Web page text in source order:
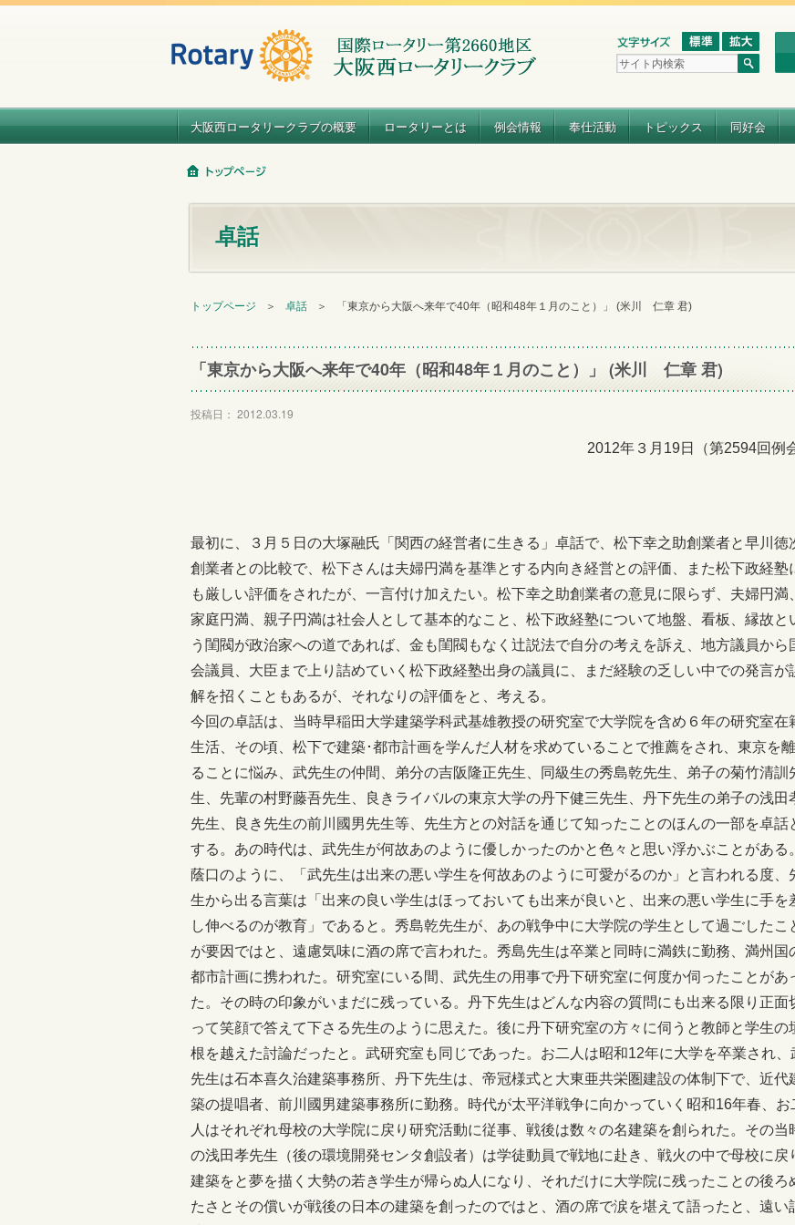
大阪西ロータリークラブの概要 ロータリーとは 例会情報 奉仕活動 トピックス 同好会
卓話
トップページ ＞ 卓話 ＞ 「東京から大阪へ来年で40年（昭和48年１月のこと）」 (米川 仁章 君)
「東京から大阪へ来年で40年（昭和48年１月のこと）」 (米川 仁章 君)
投稿日： 2012.03.19
2012年３月19日（第2594回例
最初に、３月５日の大塚融氏「関西の経営者に生きる」卓話で、松下幸之助創業者と早川徳
創業者との比較で、松下さんは夫婦円満を基準とする内向き経営との評価、また松下政経塾
も厳しい評価をされたが、一言付け加えたい。松下幸之助創業者の意見に限らず、夫婦円満、
家庭円満、親子円満は社会人として基本的なこと、松下政経塾について地盤、看板、縁故と
う閨閥が政治家への道であれば、金も閨閥もなく辻説法で自分の考えを訴え、地方議員から
会議員、大臣まで上り詰めていく松下政経塾出身の議員に、まだ経験の乏しい中での発言が
解を招くこともあるが、それなりの評価をと、考える。
今回の卓話は、当時早稲田大学建築学科武基雄教授の研究室で大学院を含め６年の研究室在
生活、その頃、松下で建築･都市計画を学んだ人材を求めていることで推薦をされ、東京を
ることに悩み、武先生の仲間、弟分の吉阪隆正先生、同級生の秀島乾先生、弟子の菊竹清訓
生、先輩の村野藤吾先生、良きライバルの東京大学の丹下健三先生、丹下先生の弟子の浅田
先生、良き先生の前川國男先生等、先生方との対話を通じて知ったことのほんの一部を卓話
する。あの時代は、武先生が何故あのように優しかったのかと色々と思い浮かぶことがある。
蔭口のように、「武先生は出来の悪い学生を何故あのように可愛がるのか」と言われる度、
生から出る言葉は「出来の良い学生はほっておいても出来が良いと、出来の悪い学生に手を
し伸べるのが教育」であると。秀島乾先生が、あの戦争中に大学院の学生として過ごしたこ
が要因ではと、遠慮気味に酒の席で言われた。秀島先生は卒業と同時に満鉄に勤務、満州国
都市計画に携われた。研究室にいる間、武先生の用事で丹下研究室に何度か伺ったことがあ
た。その時の印象がいまだに残っている。丹下先生はどんな内容の質問にも出来る限り正面
って笑顔で答えて下さる先生のように思えた。後に丹下研究室の方々に伺うと教師と学生の
根を越えた討論だったと。武研究室も同じであった。お二人は昭和12年に大学を卒業され、
先生は石本喜久治建築事務所、丹下先生は、帝冠様式と大東亜共栄圏建設の体制下で、近代
築の提唱者、前川國男建築事務所に勤務。時代が太平洋戦争に向かっていく昭和16年春、お
人はそれぞれ母校の大学院に戻り研究活動に従事、戦後は数々の名建築を創られた。その当
の浅田孝先生（後の環境開発センタ創設者）は学徒動員で戦地に赴き、戦火の中で母校に戻
建築をと夢を描く大勢の若き学生が帰らぬ人になり、それだけに大学院に残ったことの後ろ
たさとその償いが戦後の日本の建築を創ったのではと、酒の席で涙を堪えて語ったと、遠い